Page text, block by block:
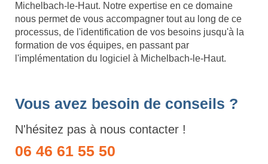
Michelbach-le-Haut. Notre expertise en ce domaine
nous permet de vous accompagner tout au long de ce
processus, de l'identification de vos besoins jusqu'à la
formation de vos équipes, en passant par
l'implémentation du logiciel à Michelbach-le-Haut.
Vous avez besoin de conseils ?
N'hésitez pas à nous contacter !
06 46 61 55 50